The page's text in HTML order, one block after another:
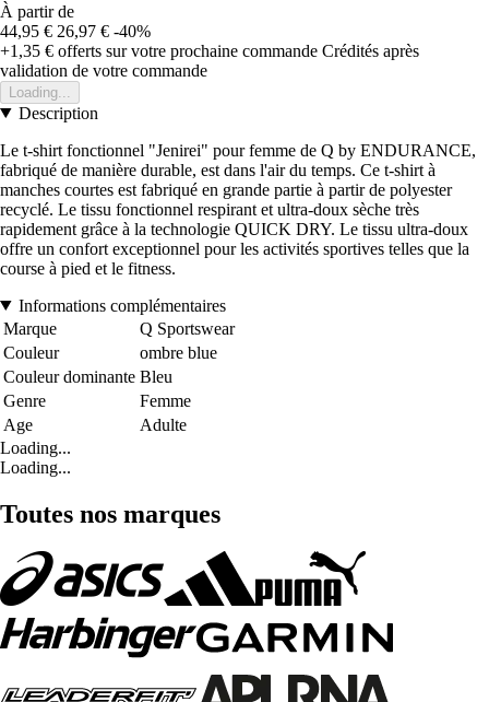
À partir de
44,95 € 26,97 € -40%
+1,35 € offerts sur votre prochaine commande Crédités après
validation de votre commande
Loading...
Description
Le t-shirt fonctionnel "Jenirei" pour femme de Q by ENDURANCE,
fabriqué de manière durable, est dans l'air du temps. Ce t-shirt à
manches courtes est fabriqué en grande partie à partir de polyester
recyclé. Le tissu fonctionnel respirant et ultra-doux sèche très
rapidement grâce à la technologie QUICK DRY. Le tissu ultra-doux
offre un confort exceptionnel pour les activités sportives telles que la
course à pied et le fitness.
Informations complémentaires
Marque
Q Sportswear
Couleur
ombre blue
Couleur dominante Bleu
Genre
Femme
Age
Adulte
Loading...
Loading...
Toutes nos marques